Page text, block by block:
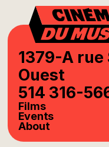
1379-A rue
Ouest
514 316-
Films
Events
About